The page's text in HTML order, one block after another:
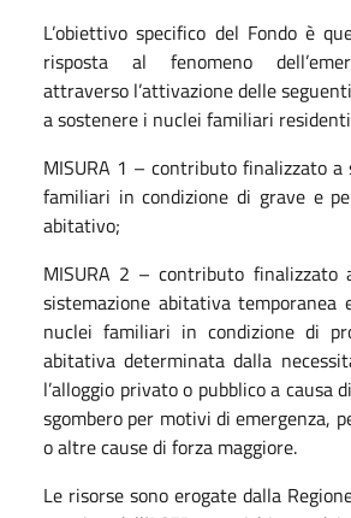
L’obiettivo specifico del Fondo è
risposta al fenomeno
attraverso l’attivazione delle
a sostenere i nuclei familiari
MISURA 1 – contributo finalizzato a
familiari in condizione di grave e
abitativo;
MISURA 2 – contributo finalizzato
sistemazione abitativa temporanea
nuclei familiari in condizione di
abitativa determinata dalla
l’alloggio privato o pubblico a causa
sgombero per motivi di emergenza,
o altre cause di forza maggiore.
Le risorse sono erogate dalla